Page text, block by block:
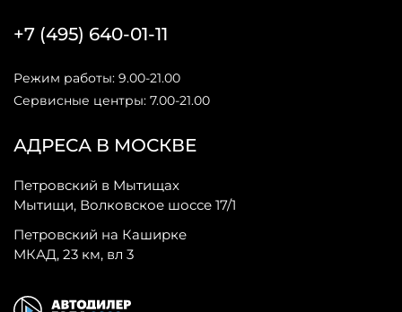
АДРЕСА В МОСКВЕ
Петровский в Мытищах
Мытищи, Волковское шоссе 17/1
Петровский на Каширке
МКАД, 23 км, вл 3
+7 (495) 640-01-11
Режим работы: 9.00-21.00
Сервисные центры: 7.00-21.00